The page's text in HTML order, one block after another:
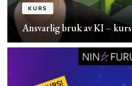
KURS
Ansvarlig bruk av KI – kurs